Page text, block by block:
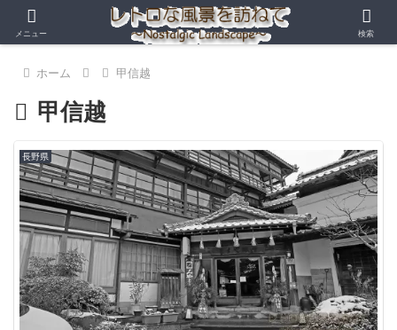
ホーム 甲信越
甲信越
長野県
メニュー 検索